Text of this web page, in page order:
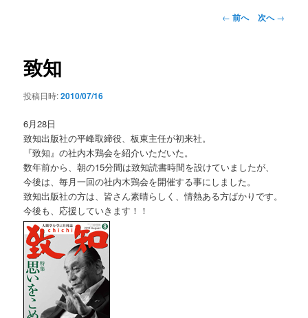
投← 前へ 次へ→
致知
投稿日時:2010/07/16
6月28日
致知出版社の平峰取締役、板東主任が初来社。
『致知』の社内木鶏会を紹介いただいた。
数年前から、朝の15分間は致知読書時間を設けていましたが、
今後は、毎月一回の社内木鶏会を開催する事にしました。
致知出版社の方は、皆さん素晴らしく、情熱ある方ばかりです。
今後も、応援していきます！！